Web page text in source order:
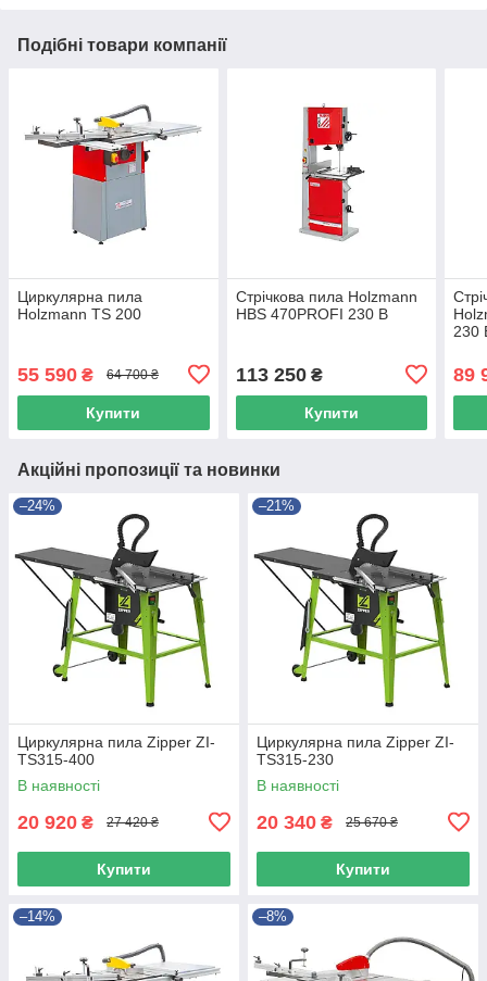
Подібні товари компанії
Циркулярна пила
Holzmann TS 200
55 590 ₴ 64 700 ₴
Купити
Стрічкова пила Holzmann
HBS 470PROFI 230 В
113 250₴
Купити
230
89
Акційні пропозиції та новинки
–24%
Циркулярна пила Zipper ZI-
TS315-400
В наявності
20 920 ₴ 27 420 ₴
Купити
–21%
Циркулярна пила Zipper ZI-
TS315-230
В наявності
20 340 ₴ 25 670 ₴
Купити
–14% –8%